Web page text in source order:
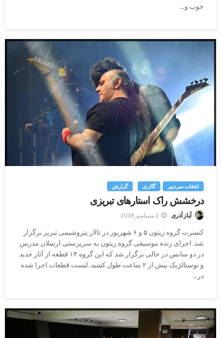
خوب و...
انتخاب سردبیر گالری گزارش
درخشش راک استارهای تبریزی
آیاز آذری 2 سپتامبر 2018
کنسرت گروه زیتون ۵ و ۶ شهریور در تالار پتروشیمی تبریز برگزار
شد. اجرای زنده موسیقی گروه زیتون به سرپرستی ارسلان مدرس
در دو سانس در حالی برگزار شد که این گروه ۱۴ قطعه از آثار جدید
و نوستالژیک بیش از ۲ ساعت طول کشید. لیست قطعات اجرا شده
در...